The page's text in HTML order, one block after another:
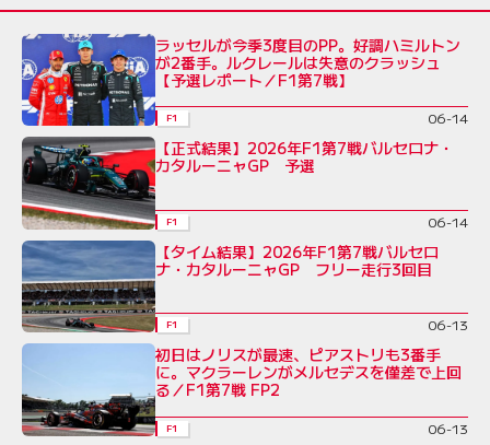
ラッセルが今季3度目のPP。好調ハミルトン
が2番手。ルクレールは失意のクラッシュ
【予選レポート／F1第7戦】
F1 06-14
【正式結果】2026年F1第7戦バルセロナ・
カタルーニャGP 予選
F1 06-14
【タイム結果】2026年F1第7戦バルセロ
ナ・カタルーニャGP フリー走行3回目
F1 06-13
初日はノリスが最速、ピアストリも3番手
に。マクラーレンがメルセデスを僅差で上回
る／F1第7戦 FP2
F1 06-13